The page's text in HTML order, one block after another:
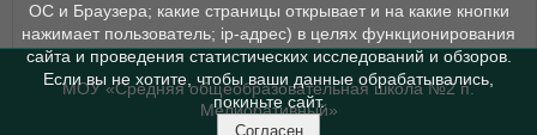
МОУ «Средняя общеобразовательная школа №2 п.
Мелиоративный»
ОС и Браузера; какие страницы открывает и на какие кнопки
нажимает пользователь; ip-адрес) в целях функционирования
сайта и проведения статистических исследований и обзоров.
Если вы не хотите, чтобы ваши данные обрабатывались,
покиньте сайт.
Согласен